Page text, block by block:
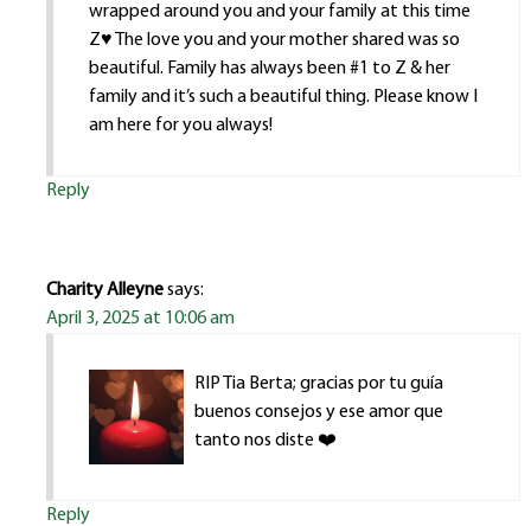
wrapped around you and your family at this time
Z♥️ The love you and your mother shared was so
beautiful. Family has always been #1 to Z & her
family and it’s such a beautiful thing. Please know I
am here for you always!
Reply
Charity Alleynesays:
April 3, 2025 at 10:06 am
RIP Tia Berta; gracias por tu guía
buenos consejos y ese amor que
tanto nos diste ❤️
Reply